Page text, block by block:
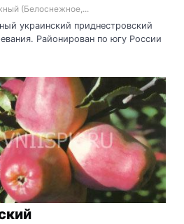
(Белоснежное,...
украинский приднестровский
Районирован по югу России